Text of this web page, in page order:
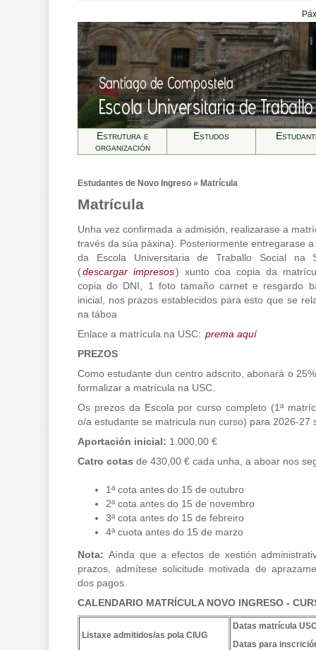
Estrutura e
organización
Estudos
Estudantes de Novo Ingreso » Matrícula
Matrícula
Unha vez confirmada a admisión, realizarase a
través da súa páxina). Posteriormente entregarase
da Escola Universitaria de Traballo Social na
(descargar impresos) xunto coa copia da
copia do DNI, 1 foto tamaño carnet e resgardo
inicial, nos prazos establecidos para esto que se
na táboa
Enlace a matrícula na USC: prema aquí
PREZOS
Como estudante dun centro adscrito, abonará o
formalizar a matrícula na USC.
Os prezos da Escola por curso completo (1ª
o/a estudante se matricula nun curso) para 2026-27
Aportación inicial: 1.000,00 €
Catro cotas de 430,00 € cada unha, a aboar nos
1ª cota antes do 15 de outubro
2ª cota antes do 15 de novembro
3ª cota antes do 15 de febreiro
4ª cuota antes do 15 de marzo
Nota: Aínda que a efectos de xestión
prazos, admítese solicitude motivada de
dos pagos.
CALENDARIO MATRÍCULA NOVO INGRESO -
Listaxe admitidos/as pola CIUG
Datas matrícula
Datas para